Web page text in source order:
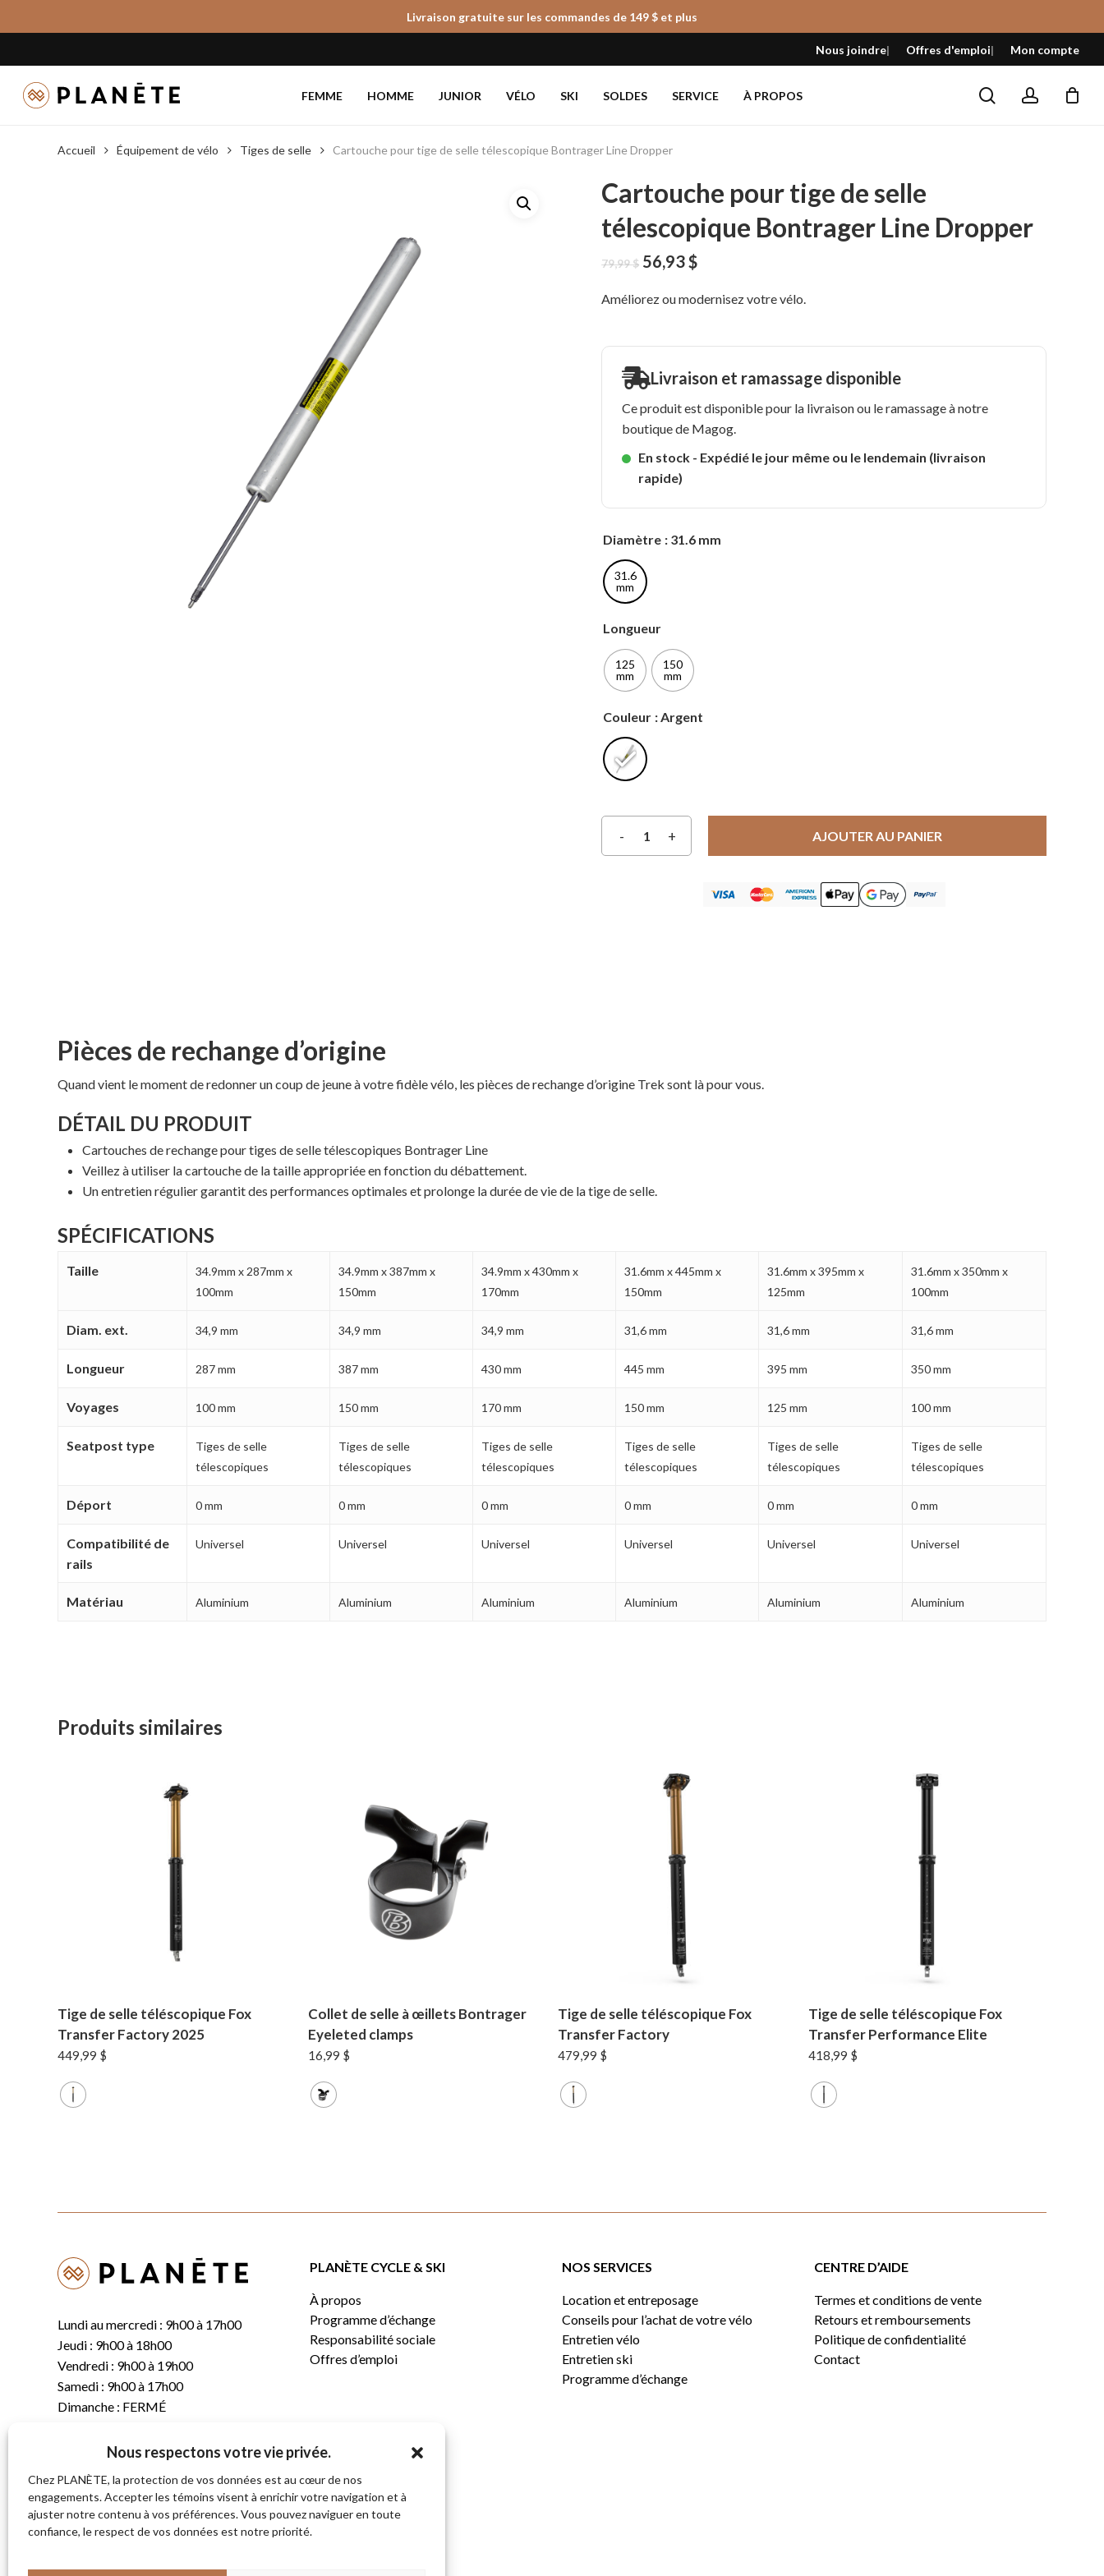
Nous respectons votre vie privée.
Chez PLANÈTE, la protection de vos données est au cœur de nos
engagements. Accepter les témoins visent à enrichir votre navigation et à
ajuster notre contenu à vos préférences. Vous pouvez naviguer en toute
confiance, le respect de vos données est notre priorité.
to
content
Livraison gratuite sur les commandes de 149 $ et plus
Nous joindre Offres d'emploi Mon compte
FEMME HOMME JUNIOR VÉLO SKI SOLDES SERVICE À PROPOS searchaccount
Fermer
le
panier
Votre panier est vide.
Accueil Équipement de vélo Tiges de selle Cartouche pour tige de selle télescopique Bontrager Line Dropper
Cartouche pour tige de selle
télescopique Bontrager Line Dropper
79,99$ Le
prix
initial
était :
56,93$Le
actuel
est :
Améliorez ou modernisez votre vélo.
Livraison et ramassage disponible
Ce produit est disponible pour la livraison ou le ramassage à notre
boutique de Magog.
En stock - Expédié le jour même ou le lendemain (livraison
rapide)
Diamètre : 31.6 mm
31.6
mm
Longueur
125
mm
150
mm
Couleur : Argent
AJOUTER AU PANIER
Pièces de rechange d’origine
Quand vient le moment de redonner un coup de jeune à votre fidèle vélo, les pièces de rechange d’origine Trek sont là pour vous.
DÉTAIL DU PRODUIT
Cartouches de rechange pour tiges de selle télescopiques Bontrager Line
Veillez à utiliser la cartouche de la taille appropriée en fonction du débattement.
Un entretien régulier garantit des performances optimales et prolonge la durée de vie de la tige de selle.
SPÉCIFICATIONS
Taille
34.9mm x 287mm x
100mm
34.9mm x 387mm x
150mm
34.9mm x 430mm x
170mm
31.6mm x 445mm x
150mm
31.6mm x 395mm x
125mm
31.6mm x 350mm x
100mm
Diam. ext. 34,9 mm 34,9 mm 34,9 mm 31,6 mm 31,6 mm 31,6 mm
Longueur 287 mm 387 mm 430 mm 445 mm 395 mm 350 mm
Voyages 100 mm 150 mm 170 mm 150 mm 125 mm 100 mm
Seatpost type
Tiges de selle
télescopiques
Tiges de selle
télescopiques
Tiges de selle
télescopiques
Tiges de selle
télescopiques
Tiges de selle
télescopiques
Tiges de selle
télescopiques
Déport 0 mm 0 mm 0 mm 0 mm 0 mm 0 mm
Compatibilité de
rails
Universel Universel Universel Universel Universel Universel
Matériau Aluminium Aluminium Aluminium Aluminium Aluminium Aluminium
Produits similaires
Tige de selle téléscopique Fox
Transfer Factory 2025
449,99 $
Collet de selle à œillets Bontrager
Eyeleted clamps
16,99 $
Tige de selle téléscopique Fox
Transfer Factory
479,99 $
Tige de selle téléscopique Fox
Transfer Performance Elite
418,99 $
Lundi au mercredi : 9h00 à 17h00
Jeudi : 9h00 à 18h00
Vendredi : 9h00 à 19h00
Samedi : 9h00 à 17h00
Dimanche : FERMÉ
(819) 843-8356
C. info@planete.co
681, rue Sherbrooke
Magog (Québec)
PLANÈTE CYCLE & SKI
À propos
Programme d’échange
Responsabilité sociale
Offres d’emploi
NOS SERVICES
Location et entreposage
Conseils pour l’achat de votre vélo
Entretien vélo
Entretien ski
Programme d’échange
CENTRE D’AIDE
Termes et conditions de vente
Retours et remboursements
Politique de confidentialité
Contact